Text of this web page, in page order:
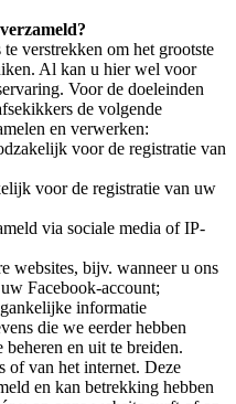
verstrekken om het grootste
Al kan u hier wel voor
Voor de doeleinden
de volgende
en verwerken:
voor de registratie van
voor de registratie van uw
via sociale media of IP-
websites, bijv. wanneer u ons
Facebook-account;
informatie
die we eerder hebben
en uit te breiden.
of van het internet. Deze
en kan betrekking hebben